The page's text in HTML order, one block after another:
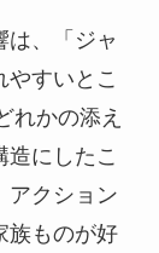
は、「ジャ
やすいとこ
れかの添え
造にしたこ
アクション
族ものが好